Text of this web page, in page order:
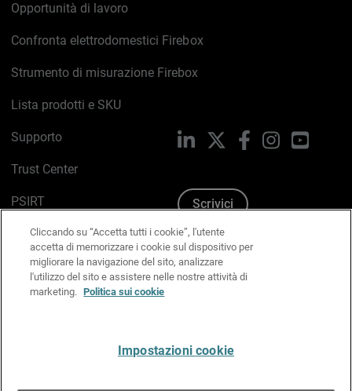
Opportunità di lavoro
Confronta elettrodomestici Firebox
Strumento di misurazione Firebox
Lista prodotti e SKU
Supporto
Trust Center
PSIRT
Politica sui cookie
Informativa sulla privacy
Kit Media & Brand
LinkedIn FacebookInstagram
Scrivici
Cliccando su “Accetta tutti i cookie”, l'utente
accetta di memorizzare i cookie sul dispositivo per
migliorare la navigazione del sito, analizzare
l'utilizzo del sito e assistere nelle nostre attività di
marketing. Politica sui cookie
Impostazioni cookie